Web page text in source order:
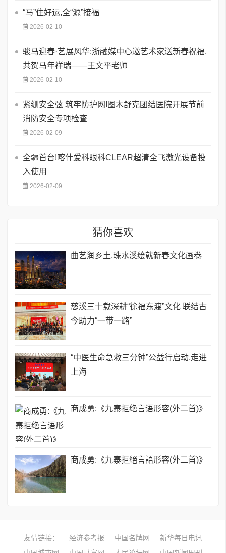
​“马”住好运,全“源”接福
2026-02-10
骏马迎春·艺展风华:浙融媒中心邀艺术家送新春祝福,
共贺马年祥瑞——王文平老师
2026-02-10
紧绷安全弦 筑牢防护网I图木舒克团结医院开展节前
消防安全专项检查
2026-02-09
全疆首台!喀什爱科眼科CLEAR超清全飞激光设备投
入使用
2026-02-09
猜你喜欢
曲艺润乡土,珠水溪绘就新春文化画卷
慈溪三十载深耕“徐福东渡”文化 联结古
今助力“一带一路”
“中医生命急救三分钟”公益行启动,走进
上海
商成勇:《九寨拒绝言语形容(外二首)》
商成勇:《九寨拒絕言語形容(外二首)》
友情链接： 经济参考报 中国名牌网
新华每日电讯